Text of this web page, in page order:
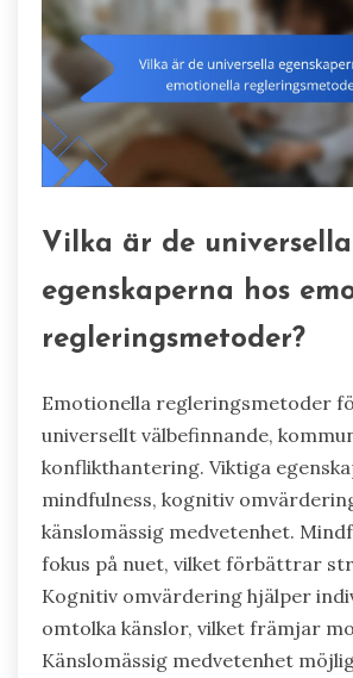
Vilka är de universella
egenskaperna hos
regleringsmetoder?
Emotionella regleringsmetoder
universellt välbefinnande,
konflikthantering. Viktiga
mindfulness, kognitiv
känslomässig medvetenhet.
fokus på nuet, vilket förbättrar
Kognitiv omvärdering hjälper
omtolka känslor, vilket främjar
Känslomässig medvetenhet